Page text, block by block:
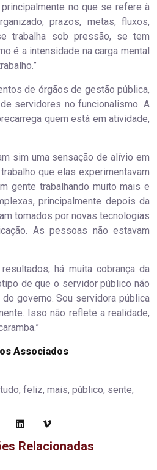
no que se refere à
prazos, metas, fluxos,
trabalha sob pressão, se tem
é a intensidade na carga mental
de órgãos de gestão pública,
servidores no funcionalismo. A
quem está em atividade,
sim uma sensação de alívio em
que elas experimentavam
gente trabalhando muito mais e
principalmente depois da
tomados por novas tecnologias
As pessoas não estavam
há muita cobrança da
de que o servidor público não
governo. Sou servidora pública
Isso não reflete a realidade,
Associados
feliz, mais, público, sente,
Relacionadas